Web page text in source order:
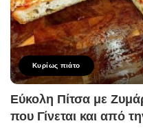
Κυρίως πιάτο
Εύκολη Πίτσα με
που Γίνεται και από